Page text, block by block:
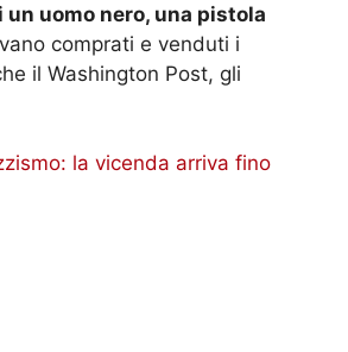
un uomo nero, una pistola
comprati e venduti i
il Washington Post, gli
la vicenda arriva fino